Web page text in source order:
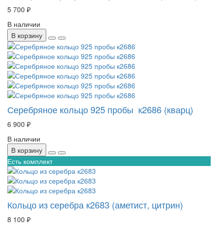
5 700 ₽
В наличии
В корзину
Серебряное кольцо 925 пробы к2686 (кварц)
6 900 ₽
В наличии
В корзину
Есть комплект
Кольцо из серебра к2683 (аметист, цитрин)
8 100 ₽